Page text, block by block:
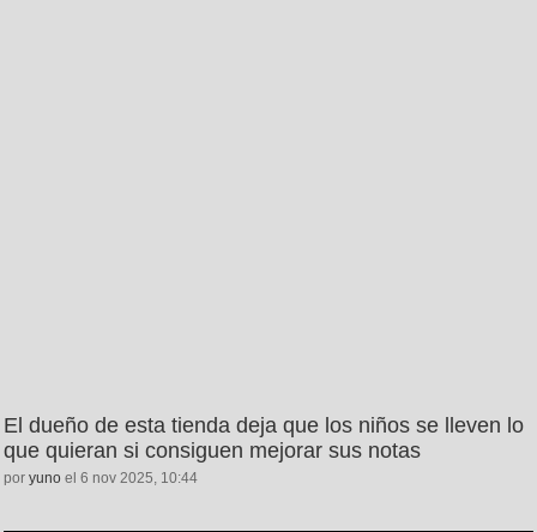
El dueño de esta tienda deja que los niños se lleven lo
que quieran si consiguen mejorar sus notas
por yuno el 6 nov 2025, 10:44